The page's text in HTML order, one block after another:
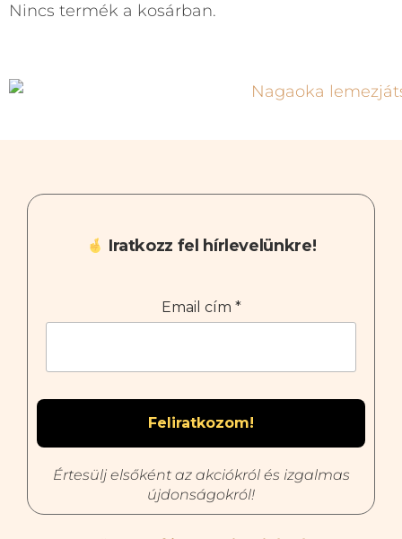
Nincs termék a kosárban.
Iratkozz fel hírlevelünkre!
Email cím *
Értesülj elsőként az akciókról és izgalmas
újdonságokról!